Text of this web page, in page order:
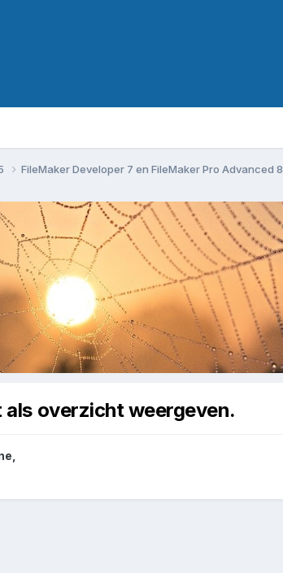
FileMaker Developer 7 en FileMaker Pro Advanced 8
als overzicht weergeven.